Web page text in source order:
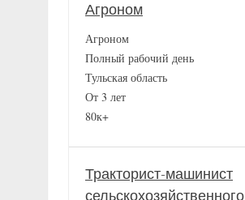
Агроном
Агроном
Полный рабочий день
Тульская область
От 3 лет
80к+
Тракторист-машинист
сельскохозяйственного